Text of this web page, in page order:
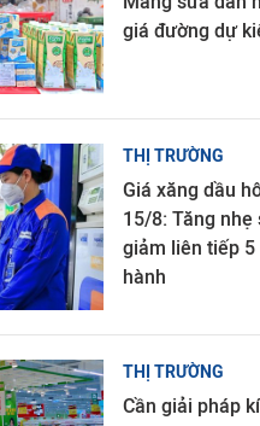
giá đường dự
THỊ TRƯỜNG
Giá xăng dầu
15/8: Tăng nhẹ
giảm liên tiếp 5
hành
THỊ TRƯỜNG
Cần giải pháp